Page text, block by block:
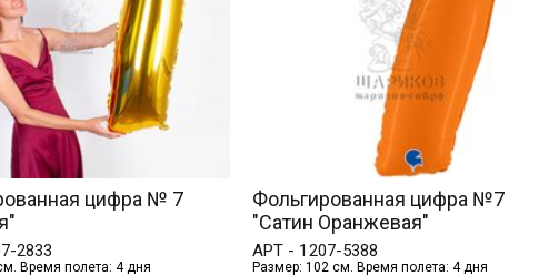
цифра № 7
2833
Время полета: 4 дня
Фольгированная цифра №7
"Сатин Оранжевая"
АРТ - 1207-5388
Размер: 102 см. Время полета: 4 дня